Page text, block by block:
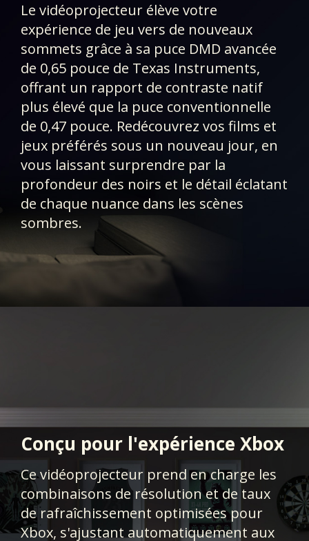
Le vidéoprojecteur élève votre
expérience de jeu vers de nouveaux
sommets grâce à sa puce DMD avancée
de 0,65 pouce de Texas Instruments,
offrant un rapport de contraste natif
plus élevé que la puce conventionnelle
de 0,47 pouce. Redécouvrez vos films et
jeux préférés sous un nouveau jour, en
vous laissant surprendre par la
profondeur des noirs et le détail éclatant
de chaque nuance dans les scènes
sombres.
Conçu pour l'expérience Xbox
Ce vidéoprojecteur prend en charge les
combinaisons de résolution et de taux
de rafraîchissement optimisées pour
Xbox, s'ajustant automatiquement aux